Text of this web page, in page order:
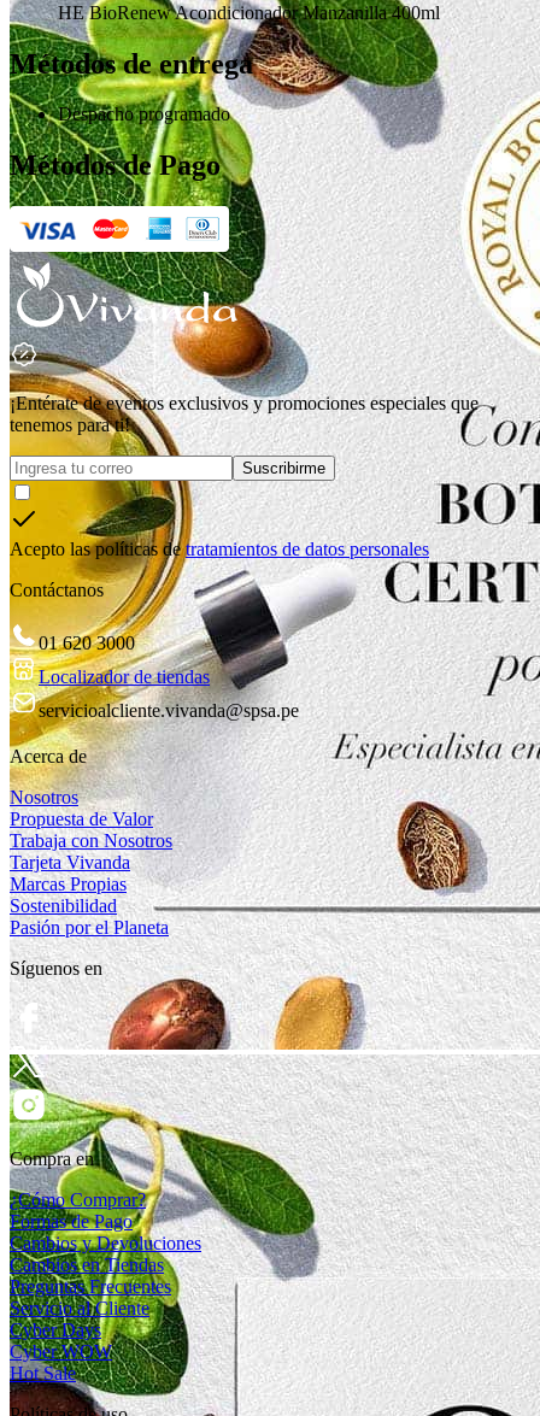
HE BioRenew Acondicionador Manzanilla 400ml
Métodos de entrega
Despacho programado
Métodos de Pago
¡Entérate de eventos exclusivos y promociones especiales que
tenemos para ti!
Suscribirme
Acepto las políticas de tratamientos de datos personales
Contáctanos
01 620 3000
Localizador de tiendas
servicioalcliente.vivanda@spsa.pe
Acerca de
Nosotros
Propuesta de Valor
Trabaja con Nosotros
Tarjeta Vivanda
Marcas Propias
Sostenibilidad
Pasión por el Planeta
Síguenos en
Compra en
¿Cómo Comprar?
Formas de Pago
Cambios y Devoluciones
Cambios en Tiendas
Preguntas Frecuentes
Servicio al Cliente
Cyber Days
Cyber WOW
Hot Sale